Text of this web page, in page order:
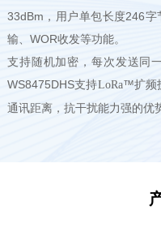
33dBm，用户单包长度246
输、WOR收发等功能。
支持随机加密，每次发送同
WS8475DHS支持LoRa™扩频
通讯距离，抗干扰能力强的优